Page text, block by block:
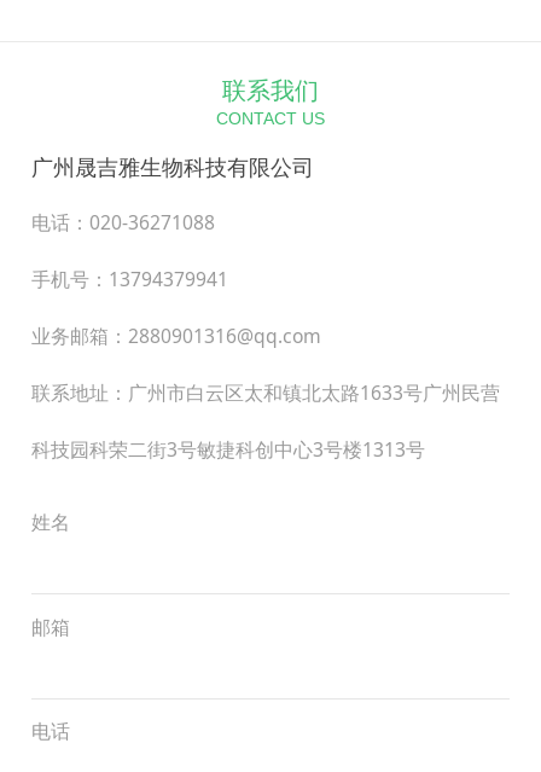
联系我们
CONTACT US
广州晟吉雅生物科技有限公司
电话：020-36271088
手机号：13794379941
业务邮箱：2880901316@qq.com
联系地址：广州市白云区太和镇北太路1633号广州民营
科技园科荣二街3号敏捷科创中心3号楼1313号
姓名
邮箱
电话